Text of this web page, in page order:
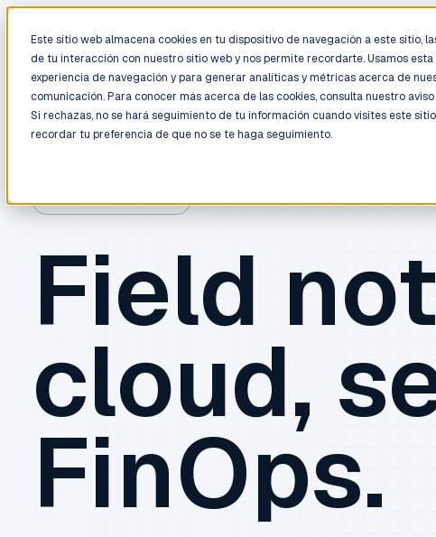
Este sitio web almacena cookies en tu dispositivo de navegación a este sitio,
de tu interacción con nuestro sitio web y nos permite recordarte. Usamos
experiencia de navegación y para generar analíticas y métricas acerca de
comunicación. Para conocer más acerca de las cookies, consulta nuestro
Si rechazas, no se hará seguimiento de tu información cuando visites este
recordar tu preferencia de que no se te haga seguimiento.
Process Services
BLOG / FIELD NOTES
Field
cloud,
FinOps.